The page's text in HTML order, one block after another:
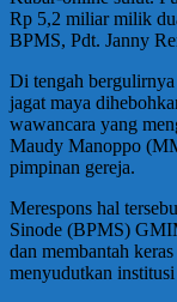
Rp 5,2 miliar milik
BPMS, Pdt. Janny
Di tengah
jagat maya
wawancara yang
Maudy Manoppo
pimpinan gereja.
​Merespons hal
Sinode (BPMS)
dan membantah
menyudutkan institusi